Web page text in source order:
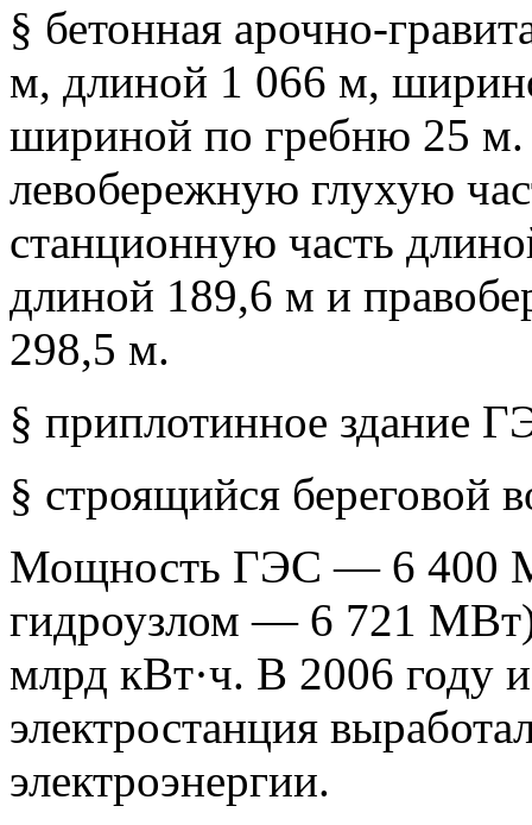
§ бетонная арочно-
м, длиной 1 066 м,
шириной по гребню 25 м.
левобережную глухую
станционную часть
длиной 189,6 м и
298,5 м.
§ приплотинное здание
§ строящийся береговой
Мощность ГЭС — 6 400
гидроузлом — 6 721
млрд кВт·ч. В 2006 году
электростанция
электроэнергии.